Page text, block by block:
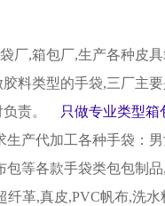
,箱包厂,生产各种皮
料类型的手袋,三厂主
责。
只做专业类型箱
产代加工各种手袋：
包等各款手袋类包包制
革,真皮,PVC帆布,洗